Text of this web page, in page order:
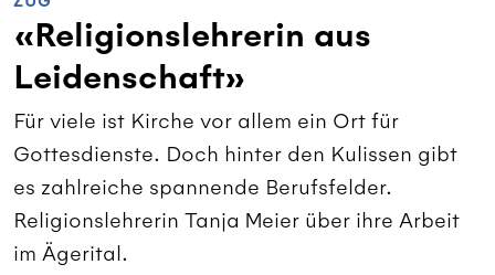
«Religionslehrerin aus
Leidenschaft»
Für viele ist Kirche vor allem ein Ort für
Gottesdienste. Doch hinter den Kulissen gibt
es zahlreiche spannende Berufsfelder.
Religionslehrerin Tanja Meier über ihre Arbeit
im Ägerital.